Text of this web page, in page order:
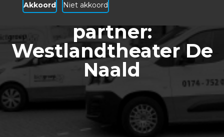
Akkoord Niet akkoord
Maatschappelijk
partner:
Westlandtheater De
Naald